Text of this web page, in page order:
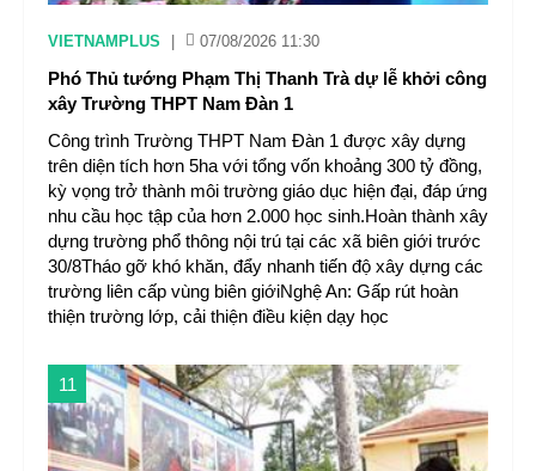
VIETNAMPLUS 07/08/2026 11:30
Phó Thủ tướng Phạm Thị Thanh Trà dự lễ khởi công
xây Trường THPT Nam Đàn 1
Công trình Trường THPT Nam Đàn 1 được xây dựng
trên diện tích hơn 5ha với tổng vốn khoảng 300 tỷ đồng,
kỳ vọng trở thành môi trường giáo dục hiện đại, đáp ứng
nhu cầu học tập của hơn 2.000 học sinh.Hoàn thành xây
dựng trường phổ thông nội trú tại các xã biên giới trước
30/8Tháo gỡ khó khăn, đẩy nhanh tiến độ xây dựng các
trường liên cấp vùng biên giớiNghệ An: Gấp rút hoàn
thiện trường lớp, cải thiện điều kiện dạy học
11